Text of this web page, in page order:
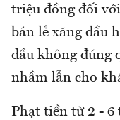
triệu đồng đối
bán lẻ xăng dầu
dầu không đúng
nhầm lẫn cho
Phạt tiền từ 2 -